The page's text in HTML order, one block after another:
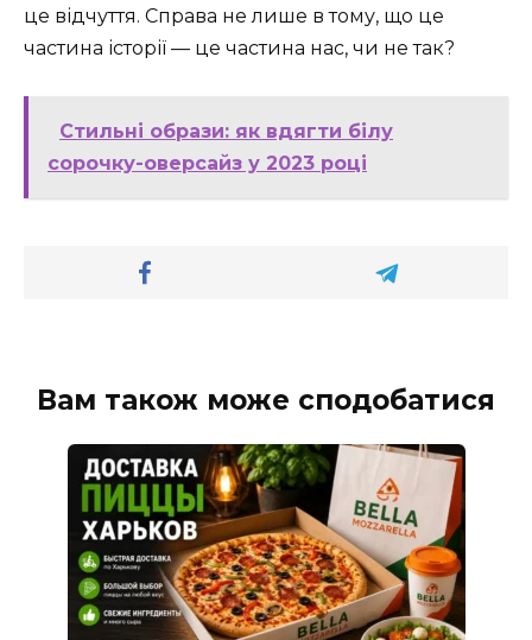
це відчуття. Справа не лише в тому, що це
частина історії — це частина нас, чи не так?
Стильні образи: як вдягти білу
сорочку-оверсайз у 2023 році
Вам також може сподобатися